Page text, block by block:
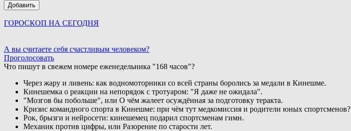
Добавить
ГОРОСКОП НА СЕГОДНЯ
А вы считаете себя счастливым человеком?
Проголосовать
Что пишут в свежем номере еженедельника "168 часов"?
Через жару и ливень: как водномоторники со всей страны боролись за медали в Кинешме.
Кинешемка о реакции на непорядок с тротуаром: "Я даже не ожидала".
"Мозгов бы побольше", или О чём жалеет осуждённая за подготовку теракта.
Кризис командного спорта в Кинешме: при чём тут медкомиссия и родители юных спортсменов?
Рок, брызги и нейросети: кинешемец подарил спортсменам гимн.
Механик против цифры, или Разорение по старости лет.